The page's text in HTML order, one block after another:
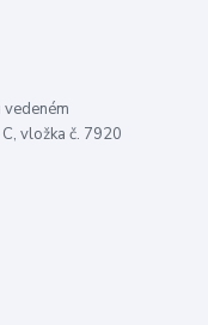
vložka č. 7920